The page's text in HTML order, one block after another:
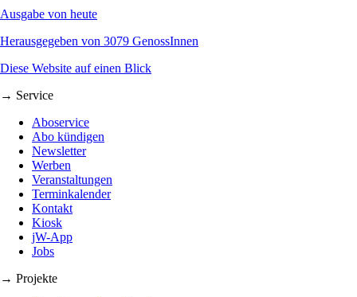
Ausgabe von heute
Herausgegeben von 3079 GenossInnen
Diese Website auf einen Blick
→ Service
Aboservice
Abo kündigen
Newsletter
Werben
Veranstaltungen
Terminkalender
Kontakt
Kiosk
jW-App
Jobs
→ Projekte